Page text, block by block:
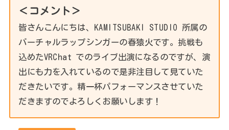
＜コメント＞
皆さんこんにちは、KAMITSUBAKI STUDIO 所属の
バーチャルラップシンガーの春猿火です。挑戦も
込めたVRChat でのライブ出演になるのですが、演
出にも力を入れているので是非注目して見ていた
だきたいです。精一杯パフォーマンスさせていた
だきますのでよろしくお願いします！